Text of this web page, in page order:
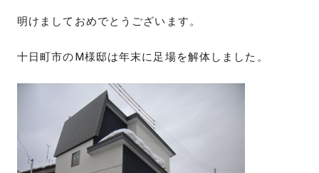
明けましておめでとうございます。
十日町市のM様邸は年末に足場を解体しました。